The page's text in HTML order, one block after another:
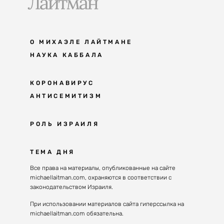
О МИХАЭЛЕ ЛАЙТМАНЕ
НАУКА КАББАЛА
Мудрость каббалы
Каббала сегодня
Великие каббалисты
Духовные состояния
Конгрессы каббалы
Каббалистическая музыка
Духовные состояния
КОРОНАВИРУС
АНТИСЕМИТИЗМ
Антисемитизм в современном мире
Решение
РОЛЬ ИЗРАИЛЯ
Почему евреи
Израиль сегодня
Избраны служить миру
ТЕМА ДНЯ
Все права на материалы, опубликованные на сайте
michaellaitman.com, охраняются в соответствии с
законодательством Израиля.
При использовании материалов сайта гиперссылка на
michaellaitman.com обязательна.